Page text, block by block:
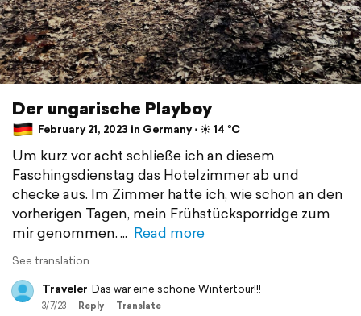
Der ungarische Playboy
February 21, 2023 in Germany ⋅ ☀️ 14 °C
Um kurz vor acht schließe ich an diesem
Faschingsdienstag das Hotelzimmer ab und
checke aus. Im Zimmer hatte ich, wie schon an den
vorherigen Tagen, mein Frühstücksporridge zum
mir genommen.
Read more
See translation
Traveler Das war eine schöne Wintertour!!!
3/7/23 Reply Translate